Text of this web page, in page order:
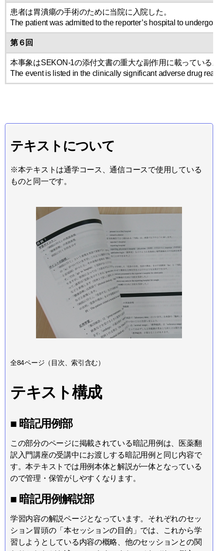
患者は胃潰瘍の手術のために当院に入院した。
The patient was admitted to the reporter’s hospital to undergo
第６回
本事象はSEKON-1の添付文書の重大な副作用に載っている
The event is listed in the clinically significant adverse drug
テキストについて
※本テキストは通学コース、通信コースで使用している
ものと同一です。
全84ページ（目次、索引含む）
テキスト構成
■ 暗記用例部
この部分のページに掲載されている暗記用例は、医薬翻
訳入門講座の受講中にお渡しする暗記用例と同じ内容で
す。本テキストでは用例本体と解説が一体となっている
ので管理・保管がしやすくなります。
■ 暗記用例解説部
学習内容の解説ページとなっています。それぞれのセッ
ション冒頭の「本セッションの目的」では、これから学
習しようとしている内容の概略、他のセッションとの関